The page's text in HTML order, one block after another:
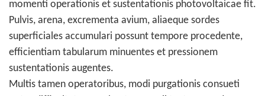
momenti operationis et sustentationis photovoltaicae fit.
Pulvis, arena, excrementa avium, aliaeque sordes
superficiales accumulari possunt tempore procedente,
efficientiam tabularum minuentes et pressionem
sustentationis augentes.
Multis tamen operatoribus, modi purgationis consueti